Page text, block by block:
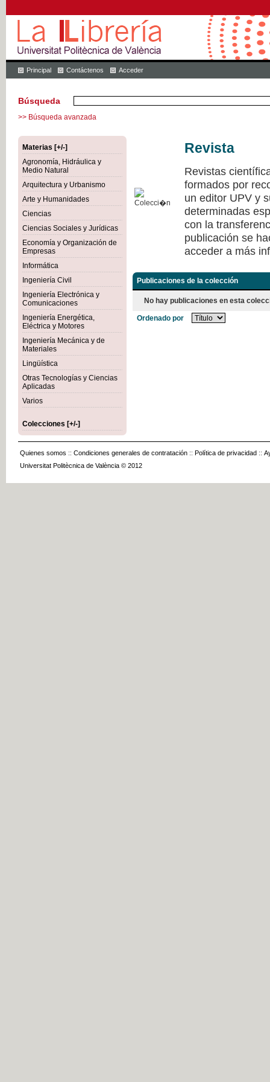
Principal Contáctenos Acceder
Búsqueda
>> Búsqueda avanzada
Materias [+/-]
Agronomía, Hidráulica y
Medio Natural
Arquitectura y Urbanismo
Arte y Humanidades
Ciencias
Ciencias Sociales y Jurídicas
Economía y Organización de
Empresas
Informática
Ingeniería Civil
Ingeniería Electrónica y
Comunicaciones
Ingeniería Energética,
Eléctrica y Motores
Ingeniería Mecánica y de
Materiales
Lingüística
Otras Tecnologías y Ciencias
Aplicadas
Varios
Colecciones [+/-]
Revista
Revistas
formados por
un editor UPV y
determinadas
con la
publicación se
acceder a más
Publicaciones de la colección
No hay publicaciones en esta
Ordenado por
Quienes somos :: Condiciones generales de contratación :: Política de privacidad ::
Universitat Politècnica de València © 2012